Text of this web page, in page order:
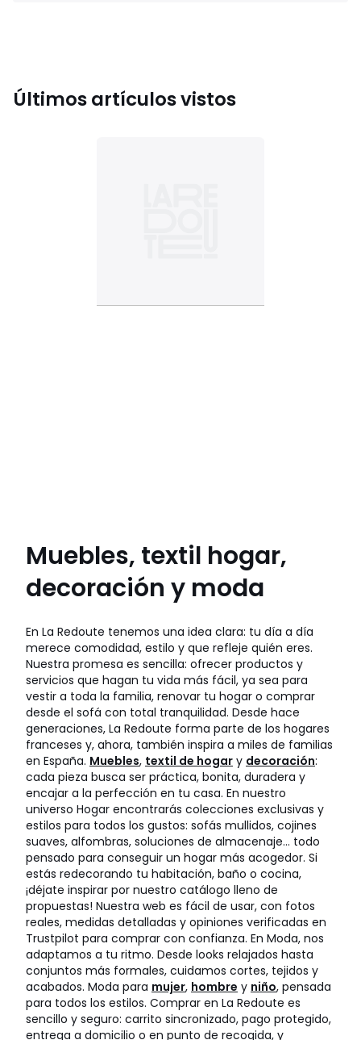
Últimos artículos vistos
Muebles, textil hogar,
decoración y moda
En La Redoute tenemos una idea clara: tu día a día
merece comodidad, estilo y que refleje quién eres.
Nuestra promesa es sencilla: ofrecer productos y
servicios que hagan tu vida más fácil, ya sea para
vestir a toda la familia, renovar tu hogar o comprar
desde el sofá con total tranquilidad. Desde hace
generaciones, La Redoute forma parte de los hogares
franceses y, ahora, también inspira a miles de familias
en España. Muebles, textil de hogar y decoración:
cada pieza busca ser práctica, bonita, duradera y
encajar a la perfección en tu casa. En nuestro
universo Hogar encontrarás colecciones exclusivas y
estilos para todos los gustos: sofás mullidos, cojines
suaves, alfombras, soluciones de almacenaje… todo
pensado para conseguir un hogar más acogedor. Si
estás redecorando tu habitación, baño o cocina,
¡déjate inspirar por nuestro catálogo lleno de
propuestas! Nuestra web es fácil de usar, con fotos
reales, medidas detalladas y opiniones verificadas en
Trustpilot para comprar con confianza. En Moda, nos
adaptamos a tu ritmo. Desde looks relajados hasta
conjuntos más formales, cuidamos cortes, tejidos y
acabados. Moda para mujer, hombre y niño, pensada
para todos los estilos. Comprar en La Redoute es
sencillo y seguro: carrito sincronizado, pago protegido,
entrega a domicilio o en punto de recogida, y